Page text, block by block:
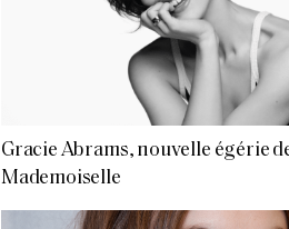
Gracie Abrams, nouvelle égérie
Mademoiselle